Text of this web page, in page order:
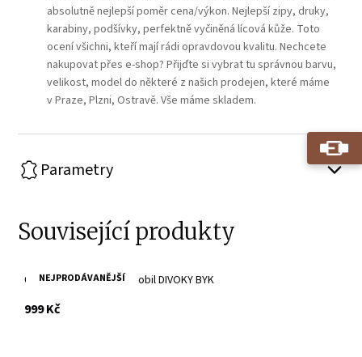
absolutně nejlepší poměr cena/výkon. Nejlepší zipy, druky,
karabiny, podšívky, perfektně vyčiněná lícová kůže. Toto
ocení všichni, kteří mají rádi opravdovou kvalitu. Nechcete
nakupovat přes e-shop? Přijďte si vybrat tu správnou barvu,
velikost, model do některé z našich prodejen, které máme
v Praze, Plzni, Ostravě. Vše máme skladem.
Parametry
Související produkty
NEJPRODÁVANĚJŠÍ
Černý kožený obal na mobil DIVOKY BYK
999 Kčs DPH